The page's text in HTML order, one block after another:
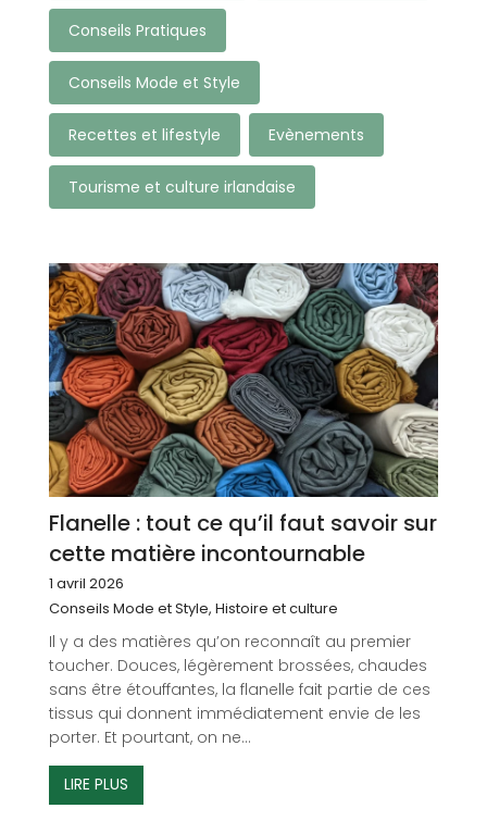
Conseils Pratiques
Conseils Mode et Style
Recettes et lifestyle Evènements
Tourisme et culture irlandaise
Flanelle : tout ce qu’il faut savoir sur
cette matière incontournable
1 avril 2026
Conseils Mode et Style, Histoire et culture
Il y a des matières qu’on reconnaît au premier
toucher. Douces, légèrement brossées, chaudes
sans être étouffantes, la flanelle fait partie de ces
tissus qui donnent immédiatement envie de les
porter. Et pourtant, on ne...
LIRE PLUS